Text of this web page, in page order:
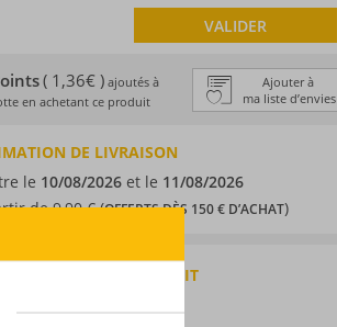
VALIDER
Ajouter à
ma liste d’envies
( 1,36€ )ajoutés à
en achetant ce produit
DE LIVRAISON
le 10/08/2026et le 11/08/2026
de 9,90 € (OFFERTS DÈS 150 € D’ACHAT)
DU PRODUIT
: